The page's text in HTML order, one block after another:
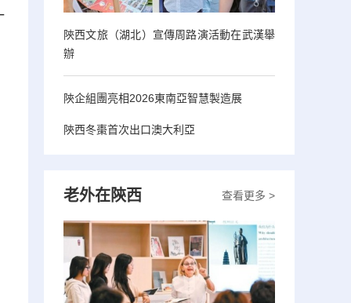
陝西文旅（湖北）宣傳周路演活動在武漢舉
辦
陝企組團亮相2026東南亞智慧製造展
陝西冬棗首次出口澳大利亞
查看更多 >
老外在陝西